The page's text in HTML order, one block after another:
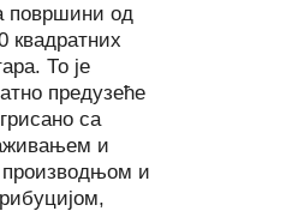
површини од
квадратних
То је
предузеће
са
и
производњом и